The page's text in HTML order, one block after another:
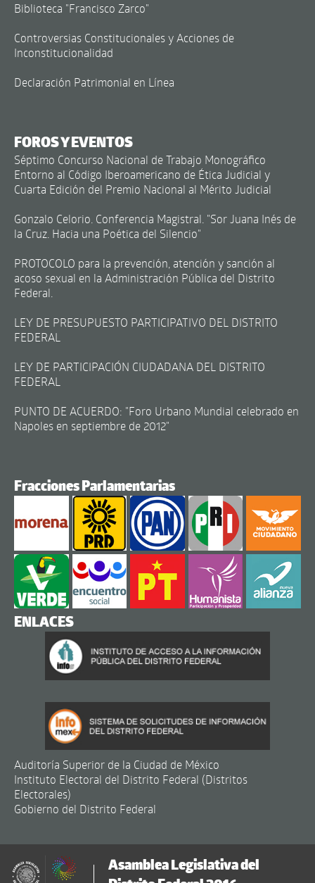
Biblioteca "Francisco Zarco"
Controversias Constitucionales y Acciones de
Inconstitucionalidad
Declaración Patrimonial en Línea
FOROS Y EVENTOS
Séptimo Concurso Nacional de Trabajo Monográfico
Entorno al Código Iberoamericano de Ética Judicial y
Cuarta Edición del Premio Nacional al Mérito Judicial
Gonzalo Celorio. Conferencia Magistral. "Sor Juana Inés de
la Cruz. Hacia una Poética del Silencio"
PROTOCOLO para la prevención, atención y sanción al
acoso sexual en la Administración Pública del Distrito
Federal.
LEY DE PRESUPUESTO PARTICIPATIVO DEL DISTRITO
FEDERAL
LEY DE PARTICIPACIÓN CIUDADANA DEL DISTRITO
FEDERAL
PUNTO DE ACUERDO: "Foro Urbano Mundial celebrado en
Napoles en septiembre de 2012"
Fracciones Parlamentarias
ENLACES
Auditoría Superior de la Ciudad de México
Instituto Electoral del Distrito Federal (Distritos
Electorales)
Gobierno del Distrito Federal
Asamblea Legislativa del